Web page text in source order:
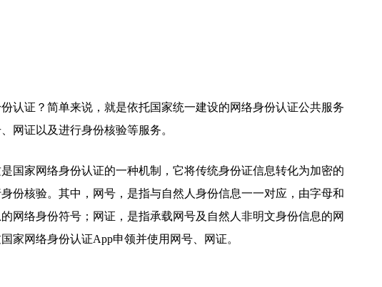
认证？简单来说，就是依托国家统一建设的网络身份认证公共服务
网证以及进行身份核验等服务。
国家网络身份认证的一种机制，它将传统身份证信息转化为加密的
份核验。其中，网号，是指与自然人身份信息一一对应，由字母和
网络身份符号；网证，是指承载网号及自然人非明文身份信息的网
家网络身份认证App申领并使用网号、网证。